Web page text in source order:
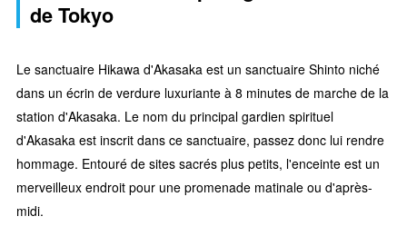
de Tokyo
Le sanctuaire Hikawa d'Akasaka est un sanctuaire Shinto niché
dans un écrin de verdure luxuriante à 8 minutes de marche de la
station d'Akasaka. Le nom du principal gardien spirituel
d'Akasaka est inscrit dans ce sanctuaire, passez donc lui rendre
hommage. Entouré de sites sacrés plus petits, l'enceinte est un
merveilleux endroit pour une promenade matinale ou d'après-
midi.